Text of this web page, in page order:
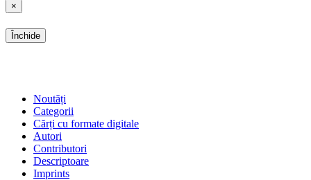
×
Închide
Noutăți
Categorii
Cărți cu formate digitale
Autori
Contributori
Descriptoare
Imprints